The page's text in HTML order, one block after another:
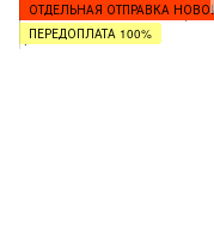
ПЕРЕДОПЛАТА 100%